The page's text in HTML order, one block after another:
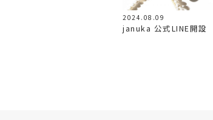
2024.08.09
januka 公式LINE開設